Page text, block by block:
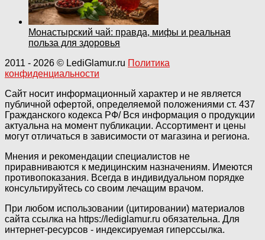
Монастырский чай: правда, мифы и реальная
польза для здоровья
2011 - 2026 © LediGlamur.ru Политика
конфиденциальности
Сайт носит информационный характер и не является
публичной офертой, определяемой положениями ст. 437
Гражданского кодекса РФ/ Вся информация о продукции
актуальна на момент публикации. Ассортимент и цены
могут отличаться в зависимости от магазина и региона.
Мнения и рекомендации специалистов не
приравниваются к медицинским назначениям. Имеются
противопоказания. Всегда в индивидуальном порядке
консультируйтесь со своим лечащим врачом.
При любом использовании (цитировании) материалов
сайта ссылка на https://lediglamur.ru обязательна. Для
интернет-ресурсов - индексируемая гиперссылка.